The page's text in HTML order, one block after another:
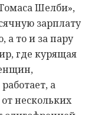
Шелби»,
зарплату
а то и за пару
где курящая
а
нескольких